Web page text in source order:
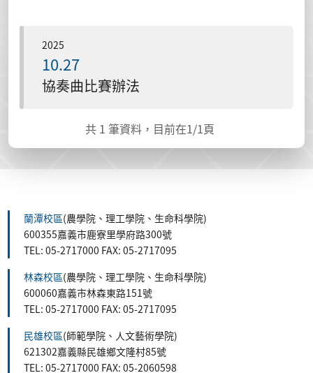
2025
10.27
協奏曲比賽辦法
共 1 筆資料，目前在1/1頁
蘭潭校區(農學院、理工學院、生命科學院)
600355嘉義市鹿寮里學府路300號
TEL: 05-2717000 FAX: 05-2717095
林森校區(農學院、理工學院、生命科學院)
600060嘉義市林森東路151號
TEL: 05-2717000 FAX: 05-2717095
民雄校區(師範學院、人文藝術學院)
621302嘉義縣民雄鄉文隆村85號
TEL: 05-2717000 FAX: 05-2060598